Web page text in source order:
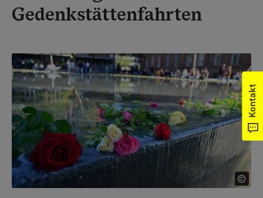
Gedenkstättenfahrten
Kontakt